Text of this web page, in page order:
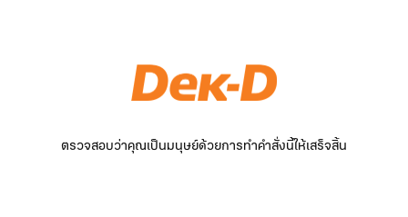
ตรวจสอบว่าคุณเป็นมนุษย์ด้วยการทำคำสั่งนี้ให้เสร็จสิ้น